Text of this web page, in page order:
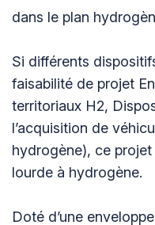
dans le plan
Si différents
faisabilité de projet
territoriaux H2,
l’acquisition de
hydrogène), ce
lourde à hydrogène.
Doté d’une